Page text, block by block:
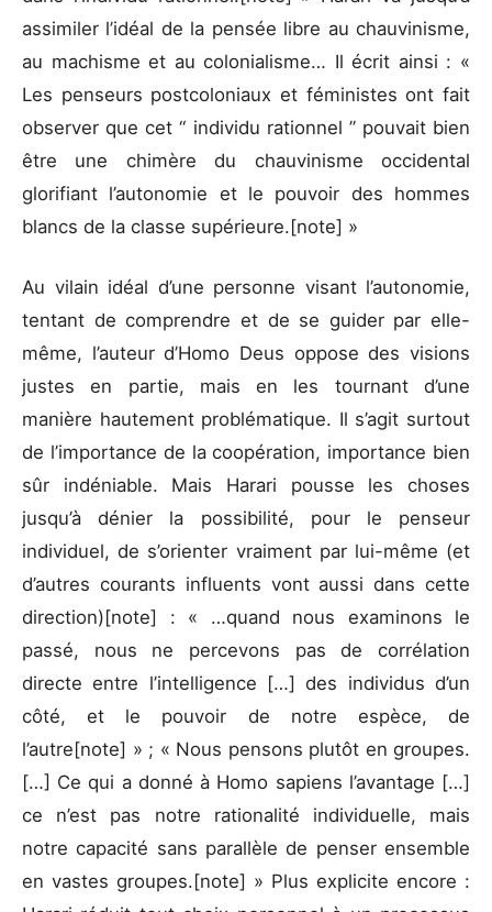
assimiler l’idéal de la pensée libre au chauvinisme,
au machisme et au colonialisme… Il écrit ainsi : «
Les penseurs postcoloniaux et féministes ont fait
observer que cet “ individu rationnel ” pouvait bien
être une chimère du chauvinisme occidental
glorifiant l’autonomie et le pouvoir des hommes
blancs de la classe supérieure.[note] »
Au vilain idéal d’une personne visant l’autonomie,
tentant de comprendre et de se guider par elle-
même, l’auteur d’Homo Deus oppose des visions
justes en partie, mais en les tournant d’une
manière hautement problématique. Il s’agit surtout
de l’importance de la coopération, importance bien
sûr indéniable. Mais Harari pousse les choses
jusqu’à dénier la possibilité, pour le penseur
individuel, de s’orienter vraiment par lui-même (et
d’autres courants influents vont aussi dans cette
direction)[note] : « …quand nous examinons le
passé, nous ne percevons pas de corrélation
directe entre l’intelligence […] des individus d’un
côté, et le pouvoir de notre espèce, de
l’autre[note] » ; « Nous pensons plutôt en groupes.
[…] Ce qui a donné à Homo sapiens l’avantage […]
ce n’est pas notre rationalité individuelle, mais
notre capacité sans parallèle de penser ensemble
en vastes groupes.[note] » Plus explicite encore :